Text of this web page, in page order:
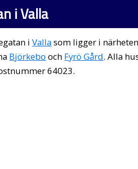
i Valla
iVallasom ligger i
Björkebo och Fyrö Gård. Alla
64023.